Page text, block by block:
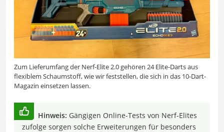
Zum Lieferumfang der Nerf-Elite 2.0 gehören 24 Elite-Darts aus
flexiblem Schaumstoff, wie wir feststellen, die sich in das 10-Dart-
Magazin einsetzen lassen.
Hinweis: Gängigen Online-Tests von Nerf-Elites
zufolge sorgen solche Erweiterungen für besonders